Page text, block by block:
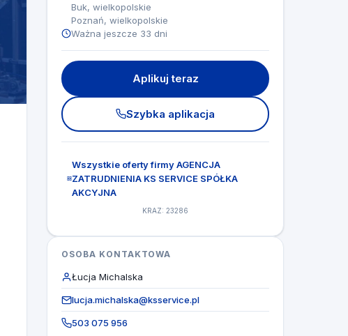
Buk, wielkopolskie
Poznań, wielkopolskie
Ważna jeszcze 33 dni
Aplikuj teraz
Szybka aplikacja
Wszystkie oferty firmy AGENCJA
ZATRUDNIENIA KS SERVICE SPÓŁKA
AKCYJNA
KRAZ: 23286
OSOBA KONTAKTOWA
Łucja Michalska
lucja.michalska@ksservice.pl
503 075 956